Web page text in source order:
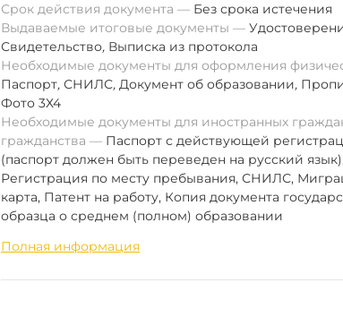
Срок действия документа
Без срока истечения
Выдаваемые итоговые документы
Свидетельство, Выписка из протокола
Необходимые документы для оформления
Паспорт, СНИЛС, Документ об образовании,
Фото 3Х4
Необходимые документы для иностранных
гражданства
Паспорт с действующей
(паспорт должен быть переведен на русский
Регистрация по месту пребывания, СНИЛС,
карта, Патент на работу, Копия документа
образца о среднем (полном) образовании
Полная информация